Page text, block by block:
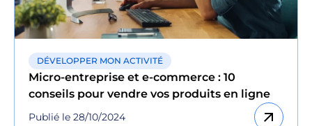
DÉVELOPPER MON ACTIVITÉ
Micro-entreprise et e-commerce : 10
conseils pour vendre vos produits en ligne
Publié le 28/10/2024 arrow_outward